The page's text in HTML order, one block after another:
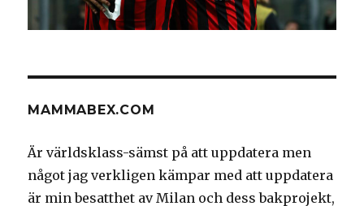
MAMMABEX.COM
Är världsklass-sämst på att uppdatera men
något jag verkligen kämpar med att uppdatera
är min besatthet av Milan och dess bakprojekt,